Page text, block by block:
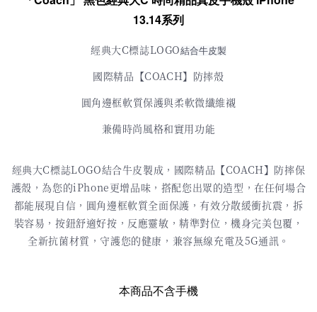
13.14系列
經典大C標誌LOGO結合牛皮製
國際精品【COACH】防摔殼
圓角邊框軟質保護與柔軟微纖維襯
兼備時尚風格和實用功能
經典大C標誌LOGO結合牛皮製成，國際精品【COACH】防摔保
護殼，為您的iPhone更增品味，搭配您出眾的造型，在任何場合
都能展現自信，圓角邊框軟質全面保護，有效分散緩衝抗震，拆
裝容易，按鈕舒適好按，反應靈敏，精準對位，機身完美包覆，
全新抗菌材質，守護您的健康，兼容無線充電及5G通訊。
本商品不含手機